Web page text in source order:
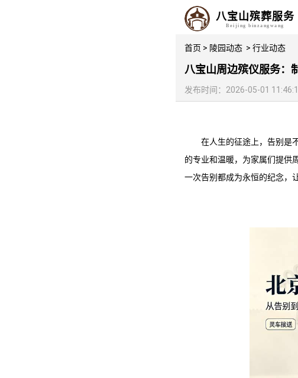
八宝山殡葬服务
Beijing binzangwang
首页 > 陵园动态 > 行业动态
八宝山周边殡仪服务：
发布时间：2026-05-01
在人生的征途上，告别是
的专业和温暖，为家属们提供
一次告别都成为永恒的纪念，